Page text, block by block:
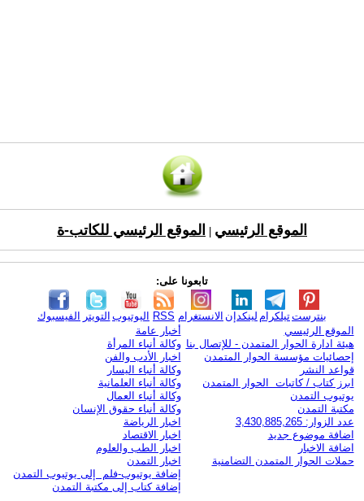
الموقع الرئيسي الموقع الرئيسي للكاتب-ة
تابعونا على:
الفيسبوك التويتر اليوتيوب RSS الانستغرام لينكدإن تيلكرامبنترست
الموقع الرئيسي
هيئة ادارة الحوار المتمدن - للإتصال بنا
إحصائيات مؤسسة الحوار المتمدن
قواعد النشر
ابرز كتاب / كاتبات الحوار المتمدن
يوتيوب التمدن
مكتبة التمدن
عدد الزوار: 3,430,885,265
اضافة موضوع جديد
اضافة الاخبار
حملات الحوار المتمدن التضامنية
أخبار عامة
وكالة أنباء المرأة
اخبار الأدب والفن
وكالة أنباء اليسار
وكالة أنباء العلمانية
وكالة أنباء العمال
وكالة أنباء حقوق الإنسان
اخبار الرياضة
اخبار الاقتصاد
اخبار الطب والعلوم
اخبار التمدن
إضافة يوتيوب-فلم إلى يوتيوب التمدن
إضافة كتاب إلى مكتبة التمدن